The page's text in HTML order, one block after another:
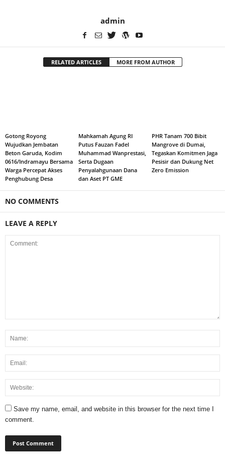
admin
RELATED ARTICLES MORE FROM AUTHOR
Gotong Royong
Wujudkan Jembatan
Beton Garuda, Kodim
0616/Indramayu Bersama
Warga Percepat Akses
Penghubung Desa
Mahkamah Agung RI
Putus Fauzan Fadel
Muhammad Wanprestasi,
Serta Dugaan
Penyalahgunaan Dana
dan Aset PT GME
PHR Tanam 700 Bibit
Mangrove di Dumai,
Tegaskan Komitmen Jaga
Pesisir dan Dukung Net
Zero Emission
NO COMMENTS
LEAVE A REPLY
Save my name, email, and website in this browser for the next time I
comment.